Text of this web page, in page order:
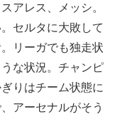
アレス、メッシ。
セルタに大敗して
リーガでも独走状
な状況。チャンピ
りはチーム状態に
アーセナルがそう